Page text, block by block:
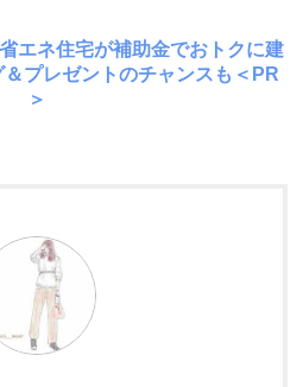
エネ住宅が補助金でおトクに建
プレゼントのチャンスも＜PR
＞